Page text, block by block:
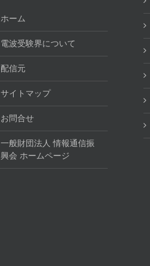
ホーム
電波受験界について
配信元
サイトマップ
お問合せ
一般財団法人 情報通信振
興会 ホームページ